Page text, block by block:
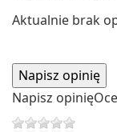
Aktualnie brak
Napisz opinię